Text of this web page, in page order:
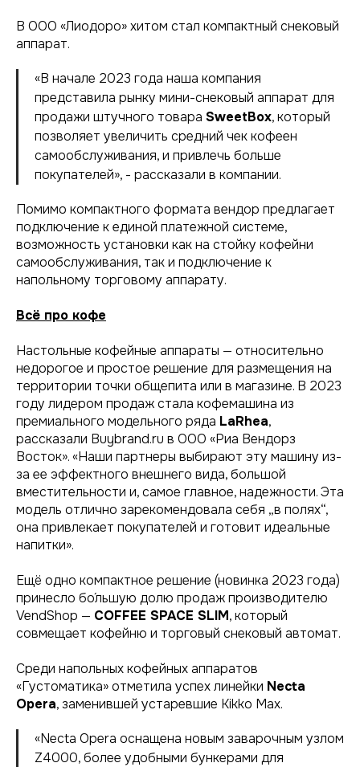
В ООО «Лиодоро» хитом стал компактный снековый
аппарат.
«В начале 2023 года наша компания
представила рынку мини-снековый аппарат для
продажи штучного товара SweetBox, который
позволяет увеличить средний чек кофеен
самообслуживания, и привлечь больше
покупателей», - рассказали в компании.
Помимо компактного формата вендор предлагает
подключение к единой платежной системе,
возможность установки как на стойку кофейни
самообслуживания, так и подключение к
напольному торговому аппарату.
Всё про кофе
Настольные кофейные аппараты — относительно
недорогое и простое решение для размещения на
территории точки общепита или в магазине. В 2023
году лидером продаж стала кофемашина из
премиального модельного ряда LaRhea,
рассказали Buybrand.ru в ООО «Риа Вендорз
Восток». «Наши партнеры выбирают эту машину из-
за ее эффектного внешнего вида, большой
вместительности и, самое главное, надежности. Эта
модель отлично зарекомендовала себя „в полях“,
она привлекает покупателей и готовит идеальные
напитки».
Ещё одно компактное решение (новинка 2023 года)
принесло бо́льшую долю продаж производителю
VendShop — COFFEE SPACE SLIM, который
совмещает кофейню и торговый снековый автомат.
Среди напольных кофейных аппаратов
«Густоматика» отметила успех линейки Necta
Opera, заменившей устаревшие Kikko Max.
«Necta Opera оснащена новым заварочным узлом
Z4000, более удобными бункерами для